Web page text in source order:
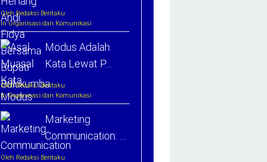
Oleh Redaksi Beritaku
In Organisasi dan Komunikasi
Modus Adalah
Kata Lewat P…
Oleh Redaksi Beritaku
In Organisasi dan Komunikasi
Marketing
Communication: …
Oleh Redaksi Beritaku